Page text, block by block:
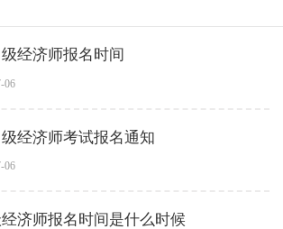
经济师报名时间
06
经济师考试报名通知
06
济师报名时间是什么时候